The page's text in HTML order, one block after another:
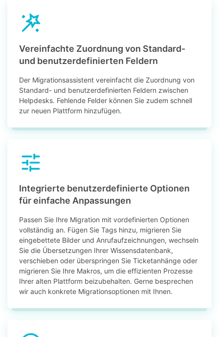
Vereinfachte Zuordnung von Standard-
und benutzerdefinierten Feldern
Der Migrationsassistent vereinfacht die Zuordnung von
Standard- und benutzerdefinierten Feldern zwischen
Helpdesks. Fehlende Felder können Sie zudem schnell
zur neuen Plattform hinzufügen.
Integrierte benutzerdefinierte Optionen
für einfache Anpassungen
Passen Sie Ihre Migration mit vordefinierten Optionen
vollständig an. Fügen Sie Tags hinzu, migrieren Sie
eingebettete Bilder und Anrufaufzeichnungen, wechseln
Sie die Übersetzungen Ihrer Wissensdatenbank,
verschieben oder überspringen Sie Ticketanhänge oder
migrieren Sie Ihre Makros, um die effizienten Prozesse
Ihrer alten Plattform beizubehalten. Gerne besprechen
wir auch konkrete Migrationsoptionen mit Ihnen.